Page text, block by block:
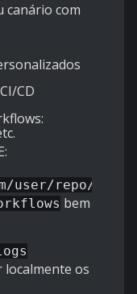
canário com
CD
user/repo/
bem
os